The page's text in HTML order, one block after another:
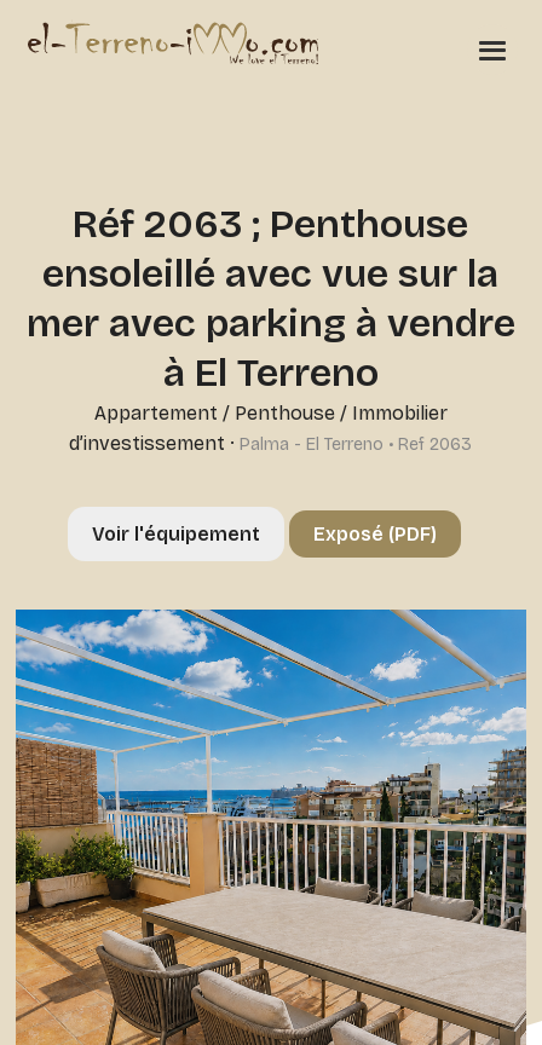
Réf 2063 ; Penthouse
ensoleillé avec vue sur la
mer avec parking à vendre
à El Terreno
Appartement / Penthouse/ Immobilier
d’investissement · Palma - El Terreno • Ref 2063
Voir l'équipement Exposé (PDF)